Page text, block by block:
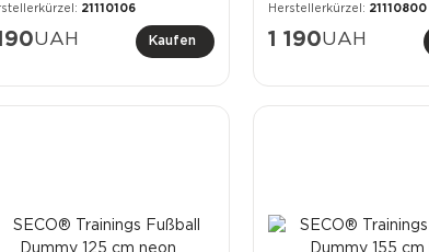
21110106
UAH Kaufen
21110800
1 190UAH